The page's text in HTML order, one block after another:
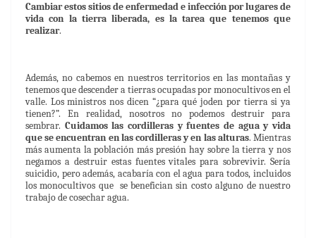
Cambiar estos sitios de enfermedad e infección por lugares de
vida con la tierra liberada, es la tarea que tenemos que
realizar.
Además, no cabemos en nuestros territorios en las montañas y
tenemos que descender a tierras ocupadas por monocultivos en el
valle. Los ministros nos dicen “¿para qué joden por tierra si ya
tienen?”. En realidad, nosotros no podemos destruir para
sembrar. Cuidamos las cordilleras y fuentes de agua y vida
que se encuentran en las cordilleras y en las alturas. Mientras
más aumenta la población más presión hay sobre la tierra y nos
negamos a destruir estas fuentes vitales para sobrevivir. Sería
suicidio, pero además, acabaría con el agua para todos, incluidos
los monocultivos que se benefician sin costo alguno de nuestro
trabajo de cosechar agua.